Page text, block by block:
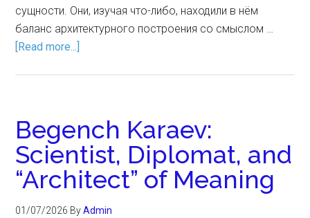
сущности. Они, изучая что-либо, находили в нём
баланс архитектурного построения со смыслом …
[Read more...]
Begench Karaev:
Scientist, Diplomat, and
“Architect” of Meaning
01/07/2026 ByAdmin